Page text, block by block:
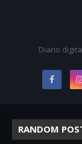
Diario
RANDOM